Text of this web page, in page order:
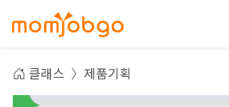
클래스 제품기획